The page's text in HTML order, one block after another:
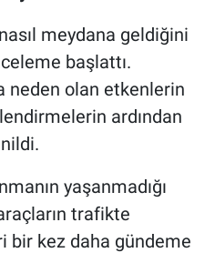
meydana geldiğini
başlattı.
neden olan etkenlerin
ardından
yaşanmadığı
trafikte
bir kez daha gündeme